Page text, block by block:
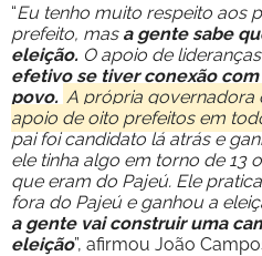
“Eu tenho muito respeito aos
prefeito, mas a gente sabe
eleição. O apoio de
efetivo se tiver conexão
povo. A própria governadora
apoio de oito prefeitos em
pai foi candidato lá atrás e
ele tinha algo em torno de 13
que eram do Pajeú. Ele
fora do Pajeú e ganhou a
a gente vai construir uma
eleição”, afirmou João